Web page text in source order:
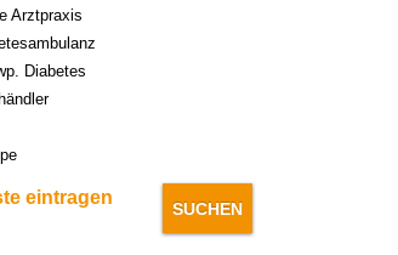
Arztpraxis
Diabetes
eintragen